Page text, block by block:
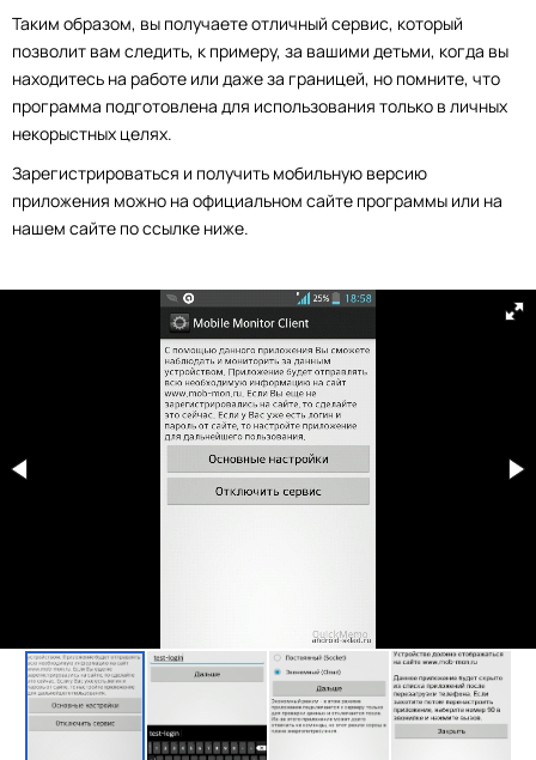
Таким образом, вы получаете отличный сервис, который
позволит вам следить, к примеру, за вашими детьми, когда вы
находитесь на работе или даже за границей, но помните, что
программа подготовлена для использования только в личных
некорыстных целях.
Зарегистрироваться и получить мобильную версию
приложения можно на официальном сайте программы или на
нашем сайте по ссылке ниже.